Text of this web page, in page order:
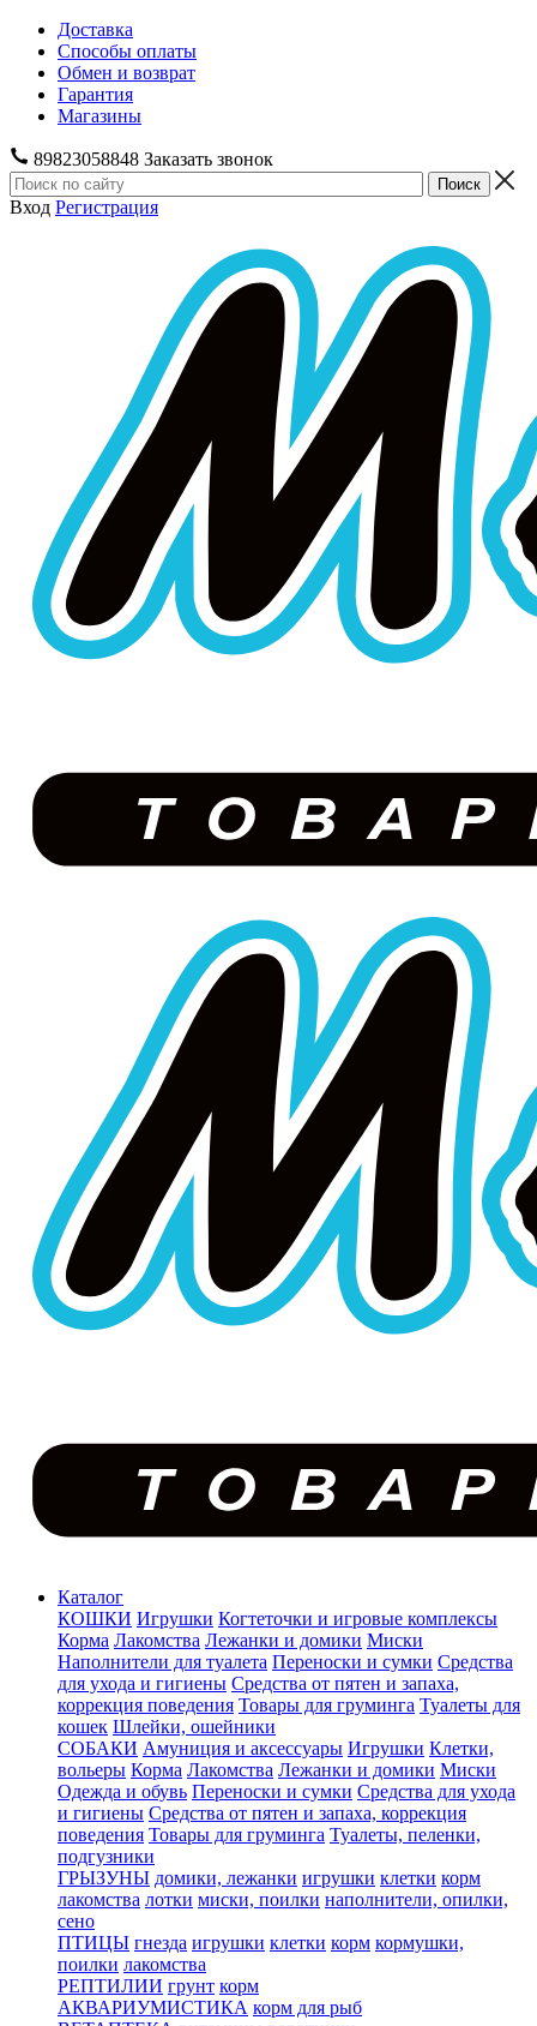
Доставка
Способы оплаты
Обмен и возврат
Гарантия
Магазины
89823058848 Заказать звонок
Вход Регистрация
Каталог
КОШКИ Игрушки Когтеточки и игровые комплексы
Корма Лакомства Лежанки и домики Миски
Наполнители для туалета Переноски и сумки Средства
для ухода и гигиены Средства от пятен и запаха,
коррекция поведения Товары для груминга Туалеты для
кошек Шлейки, ошейники
СОБАКИ Амуниция и аксессуары Игрушки Клетки,
вольеры Корма Лакомства Лежанки и домики Миски
Одежда и обувь Переноски и сумки Средства для ухода
и гигиены Средства от пятен и запаха, коррекция
поведения Товары для груминга Туалеты, пеленки,
подгузники
ГРЫЗУНЫ домики, лежанки игрушки клетки корм
лакомства лотки миски, поилки наполнители, опилки,
сено
ПТИЦЫ гнезда игрушки клетки корм кормушки,
поилки лакомства
РЕПТИЛИИ грунт корм
АКВАРИУМИСТИКА корм для рыб